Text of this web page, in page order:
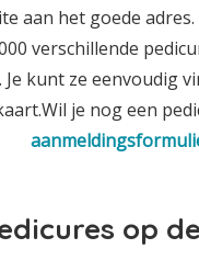
aan het goede
verschillende
kunt ze eenvoudig
je nog een
op